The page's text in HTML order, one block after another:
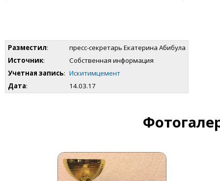
Разместил:
пресс-секретарь Екатерина Абибула
Источник:
Собственная информация
Учетная запись: Искитимцемент
Дата: 14.03.17